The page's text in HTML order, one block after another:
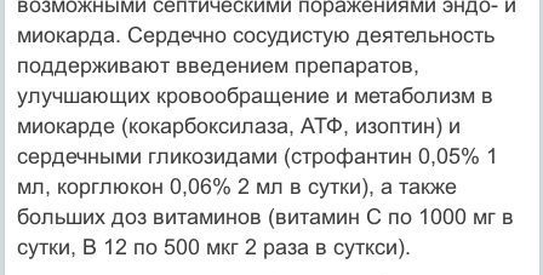
миокарда. Сердечно сосу­дистую деятельность
поддерживают введением препаратов,
улучшающих кровообращение и метаболизм в
миокарде (кокарбоксилаза, АТФ, изоптин) и
сердечными гликозидами (стро­фантин 0,05% 1
мл, корглюкон 0,06% 2 мл в сутки), а также
больших доз витаминов (витамин С по 1000 мг в
сутки, В 12 по 500 мкг 2 раза в суткси).